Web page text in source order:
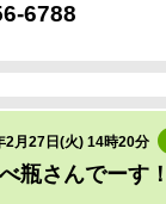
6788
2月27日(火) 14時20分
瓶さんでー